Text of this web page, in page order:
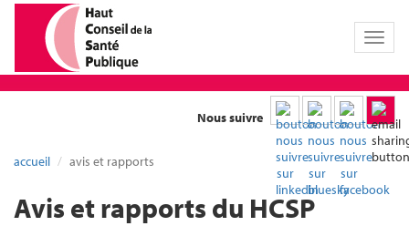
Toggle
Nous suivre
accueil avis et rapports
Avis et rapports du HCSP